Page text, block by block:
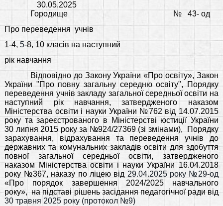
30.05.2025
Городище
№
43- од
Про переведення учнів
1-4,5-8, 10 класів на наступний
рік навчання
Відповідно до Закону України «Про освіту», Закон
України "Про повну загальну середню освіту", Порядку
переведення учнів закладу загальної середньої освіти на
наступний рік навчання, затвердженого наказом
Міністерства освіти і науки України №762 від 14.07.2015
року та зареєстрованого в Міністерстві юстиції України
30 липня 2015 року за №924/27369 (зі змінами),
Порядку
зарахування, відрахування та переведення учнів до
державних та комунальних закладів освіти для здобуття
повної загальної середньої освіти, затвердженого
наказом Міністерства освіти і науки України 16.04.2018
року №367, наказу по ліцею від 29.04.2025 року №29-од
«Про порядок завершення 2024/2025 навчального
року», на підставі рішень засідання педагогічної ради від
30 травня 2025 року (протокол №9)